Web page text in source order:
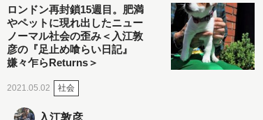
ロンドン再封鎖15週目。肥満
やペットに現れ出したニュー
ノーマル社会の歪み＜入江敦
彦の『足止め喰らい日記』
嫌々乍らReturns＞
2021.05.02 社会
入江敦彦